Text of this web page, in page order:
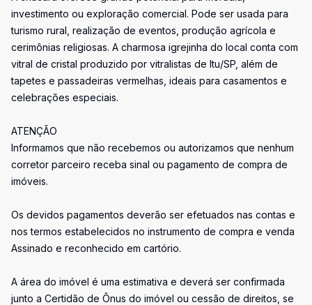
investimento ou exploração comercial. Pode ser usada para
turismo rural, realização de eventos, produção agrícola e
cerimônias religiosas. A charmosa igrejinha do local conta com
vitral de cristal produzido por vitralistas de Itu/SP, além de
tapetes e passadeiras vermelhas, ideais para casamentos e
celebrações especiais.
ATENÇÃO
Informamos que não recebemos ou autorizamos que nenhum
corretor parceiro receba sinal ou pagamento de compra de
imóveis.
Os devidos pagamentos deverão ser efetuados nas contas e
nos termos estabelecidos no instrumento de compra e venda
Assinado e reconhecido em cartório.
A área do imóvel é uma estimativa e deverá ser confirmada
junto a Certidão de Ônus do imóvel ou cessão de direitos, se